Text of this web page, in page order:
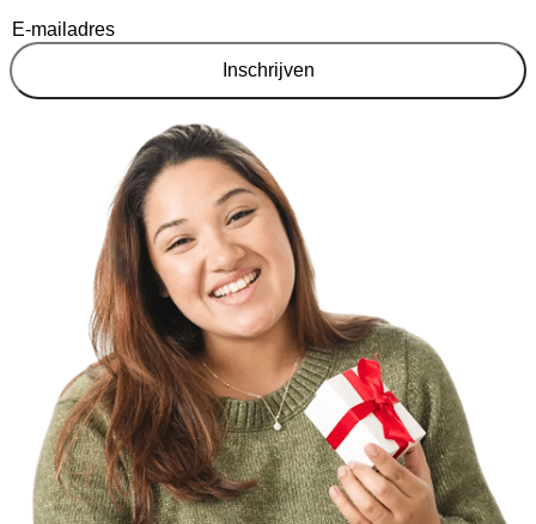
Inschrijven